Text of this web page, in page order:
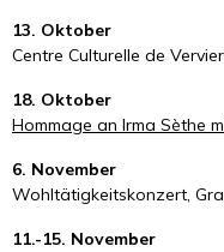
13. Oktober
Centre Culturelle de
18. Oktober
Hommage an Irma Sèthe
6. November
Wohltätigkeitskonzert,
11.-15. November